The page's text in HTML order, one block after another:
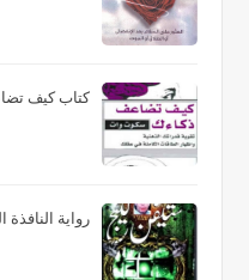
كتاب كيف
رواية النافذة